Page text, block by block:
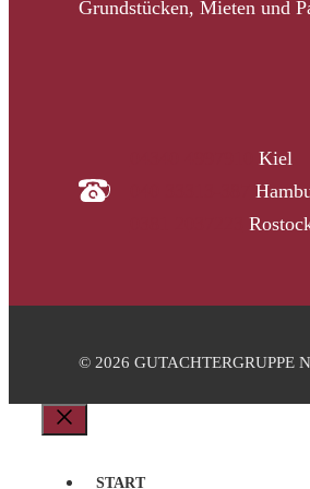
Grundstücken, Mieten und
Kiel
© 2026 GUTACHTERGRUPPE
Schließen
START